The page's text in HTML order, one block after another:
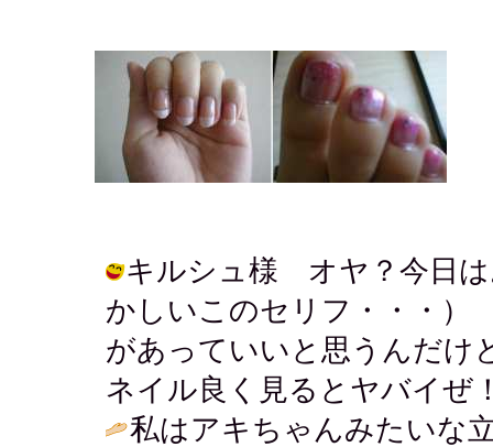
キルシュ様 オヤ？今日は
かしいこのセリフ・・・
があっていいと思うんだけ
ネイル良く見るとヤバイぜ
私はアキちゃんみたいな